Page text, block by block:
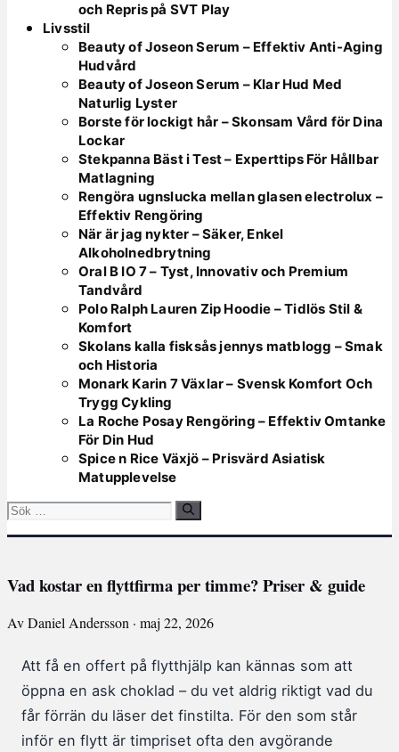
och Repris på SVT Play
Livsstil
Beauty of Joseon Serum – Effektiv Anti-Aging
Hudvård
Beauty of Joseon Serum – Klar Hud Med
Naturlig Lyster
Borste för lockigt hår – Skonsam Vård för Dina
Lockar
Stekpanna Bäst i Test – Experttips För Hållbar
Matlagning
Rengöra ugnslucka mellan glasen electrolux –
Effektiv Rengöring
När är jag nykter – Säker, Enkel
Alkoholnedbrytning
Oral B IO 7 – Tyst, Innovativ och Premium
Tandvård
Polo Ralph Lauren Zip Hoodie – Tidlös Stil &
Komfort
Skolans kalla fisksås jennys matblogg – Smak
och Historia
Monark Karin 7 Växlar – Svensk Komfort Och
Trygg Cykling
La Roche Posay Rengöring – Effektiv Omtanke
För Din Hud
Spice n Rice Växjö – Prisvärd Asiatisk
Matupplevelse
Sök
Vad kostar en flyttfirma per timme? Priser & guide
Av Daniel Andersson · maj 22, 2026
Att få en offert på flytthjälp kan kännas som att
öppna en ask choklad – du vet aldrig riktigt vad du
får förrän du läser det finstilta. För den som står
inför en flytt är timpriset ofta den avgörande